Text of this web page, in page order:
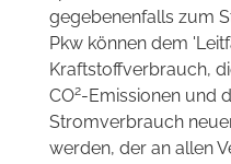
gegebenenfalls zum
Pkw können dem
Kraftstoffverbrauch,
CO2-Emissionen und
Stromverbrauch
werden, der an allen